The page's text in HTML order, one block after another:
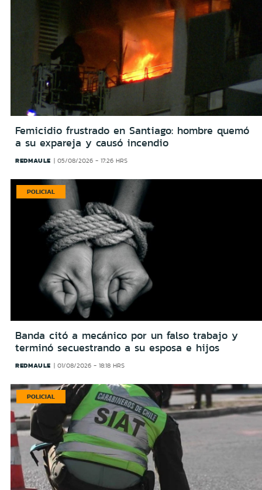
Femicidio frustrado en Santiago: hombre quemó
a su expareja y causó incendio
REDMAULE 05/08/2026 - 17:26 HRS
POLICIAL
Banda citó a mecánico por un falso trabajo y
terminó secuestrando a su esposa e hijos
REDMAULE 01/08/2026 - 18:18 HRS
POLICIAL